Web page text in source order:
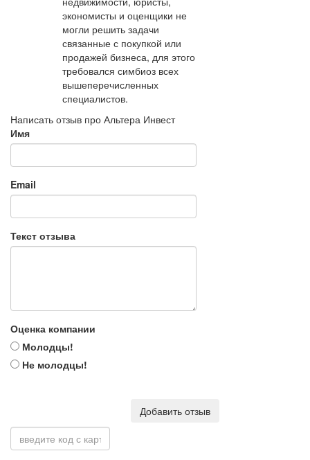
экономисты и оценщики не
могли решить задачи
связанные с покупкой или
продажей бизнеса, для этого
требовался симбиоз всех
вышеперечисленных
специалистов.
Написать отзыв про Альтера Инвест
Имя
Email
Текст отзыва
Оценка компании
Молодцы!
Не молодцы!
Добавить отзыв